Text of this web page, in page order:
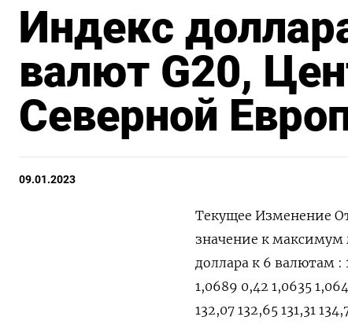
Индекс
валют G20,
Северной
09.01.2023
Текущее Изменение
значение к
доллара к 6 валютам :
1,0689 0,42 1,0635
132,07 132,65 131,31